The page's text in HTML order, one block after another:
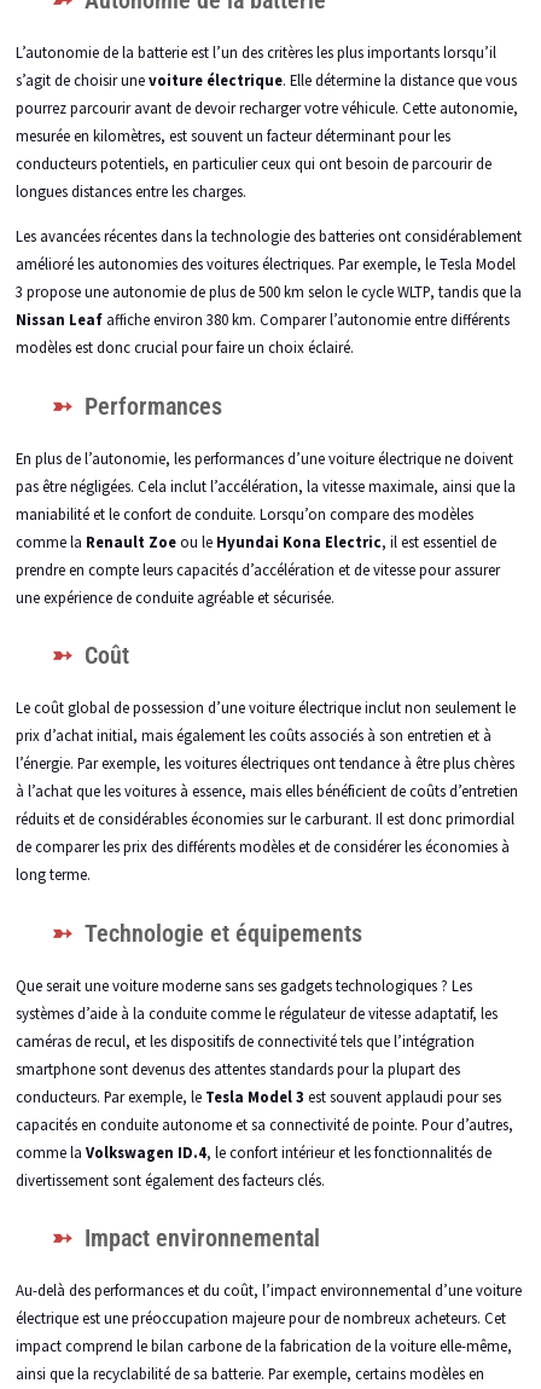
L’autonomie de la batterie est l’un des critères les plus importants lorsqu’il
s’agit de choisir unevoiture électrique. Elle détermine la distance que vous
pourrez parcourir avant de devoir recharger votre véhicule. Cette autonomie,
mesurée en kilomètres, est souvent un facteur déterminant pour les
conducteurs potentiels, en particulier ceux qui ont besoin de parcourir de
longues distances entre les charges.
Les avancées récentes dans la technologie des batteries ont considérablement
amélioré les autonomies des voitures électriques. Par exemple, le Tesla Model
3 propose une autonomie de plus de 500 km selon le cycle WLTP, tandis que la
Nissan Leafaffiche environ 380 km. Comparer l’autonomie entre différents
modèles est donc crucial pour faire un choix éclairé.
Performances
En plus de l’autonomie, les performances d’une voiture électrique ne doivent
pas être négligées. Cela inclut l’accélération, la vitesse maximale, ainsi que la
maniabilité et le confort de conduite. Lorsqu’on compare des modèles
comme la Renault Zoeou le Hyundai Kona Electric, il est essentiel de
prendre en compte leurs capacités d’accélération et de vitesse pour assurer
une expérience de conduite agréable et sécurisée.
Coût
Le coût global de possession d’une voiture électrique inclut non seulement le
prix d’achat initial, mais également les coûts associés à son entretien et à
l’énergie. Par exemple, les voitures électriques ont tendance à être plus chères
à l’achat que les voitures à essence, mais elles bénéficient de coûts d’entretien
réduits et de considérables économies sur le carburant. Il est donc primordial
de comparer les prix des différents modèles et de considérer les économies à
long terme.
Technologie et équipements
Que serait une voiture moderne sans ses gadgets technologiques ? Les
systèmes d’aide à la conduite comme le régulateur de vitesse adaptatif, les
caméras de recul, et les dispositifs de connectivité tels que l’intégration
smartphone sont devenus des attentes standards pour la plupart des
conducteurs. Par exemple, le Tesla Model 3 est souvent applaudi pour ses
capacités en conduite autonome et sa connectivité de pointe. Pour d’autres,
comme la Volkswagen ID.4, le confort intérieur et les fonctionnalités de
divertissement sont également des facteurs clés.
Impact environnemental
Au-delà des performances et du coût, l’impact environnemental d’une voiture
électrique est une préoccupation majeure pour de nombreux acheteurs. Cet
impact comprend le bilan carbone de la fabrication de la voiture elle-même,
ainsi que la recyclabilité de sa batterie. Par exemple, certains modèles en